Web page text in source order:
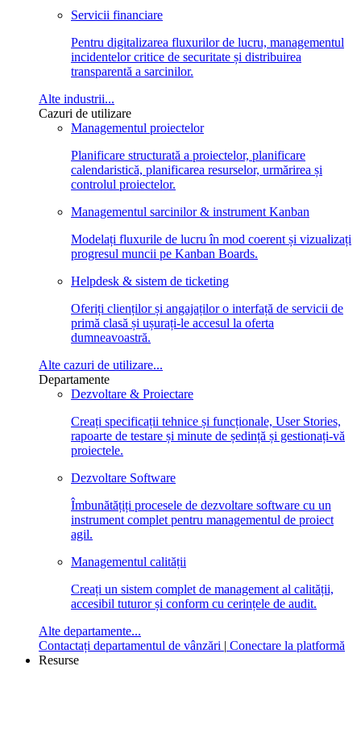
Servicii financiare
Pentru digitalizarea fluxurilor de lucru, managementul
incidentelor critice de securitate și distribuirea
transparentă a sarcinilor.
Alte industrii...
Cazuri de utilizare
Managementul proiectelor
Planificare structurată a proiectelor, planificare
calendaristică, planificarea resurselor, urmărirea și
controlul proiectelor.
Managementul sarcinilor & instrument Kanban
Modelați fluxurile de lucru în mod coerent și vizualizați
progresul muncii pe Kanban Boards.
Helpdesk & sistem de ticketing
Oferiți clienților și angajaților o interfață de servicii de
primă clasă și ușurați-le accesul la oferta
dumneavoastră.
Alte cazuri de utilizare...
Departamente
Dezvoltare & Proiectare
Creați specificații tehnice și funcționale, User Stories,
rapoarte de testare și minute de ședință și gestionați-vă
proiectele.
Dezvoltare Software
Îmbunătățiți procesele de dezvoltare software cu un
instrument complet pentru managementul de proiect
agil.
Managementul calității
Creați un sistem complet de management al calității,
accesibil tuturor și conform cu cerințele de audit.
Alte departamente...
Contactați departamentul de vânzări | Conectare la platformă
Resurse